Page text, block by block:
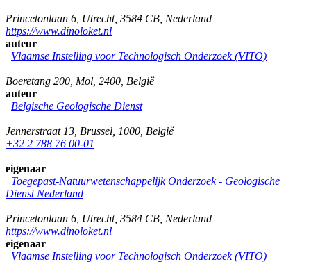
Princetonlaan 6 Utrecht, 3584 CB Nederland
https://www.dinoloket.nl
auteur
Vlaamse Instelling voor Technologisch Onderzoek (VITO)
Boeretang 200 Mol 2400 België
auteur
Belgische Geologische Dienst
Jennerstraat 13 Brussel 1000 België
+32 2 788 76 00-01
eigenaar
Toegepast-Natuurwetenschappelijk Onderzoek - Geologische
Dienst Nederland
Princetonlaan 6 Utrecht, 3584 CB Nederland
https://www.dinoloket.nl
eigenaar
Vlaamse Instelling voor Technologisch Onderzoek (VITO)